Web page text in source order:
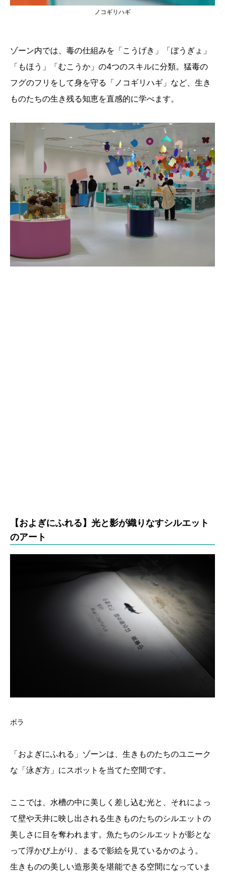
ノコギリハギ
ゾーン内では、毒の仕組みを「こうげき」「ぼうぎょ」
「もほう」「むこうか」の4つのスキルに分類。猛毒の
フグのフリをして身を守る「ノコギリハギ」など、生き
ものたちの生き残る知恵を直感的に学べます。
【およぎにふれる】光と影が織りなすシルエット
のアート
ボラ
「およぎにふれる」ゾーンは、生きものたちのユニーク
な「泳ぎ方」にスポットを当てた空間です。
ここでは、水槽の中に美しく差し込む光と、それによっ
て壁や天井に映し出される生きものたちのシルエットの
美しさに目を奪われます。魚たちのシルエットが影とな
って浮かび上がり、まるで影絵を見ているかのよう。
生きものの美しい造形美を堪能できる空間になっていま